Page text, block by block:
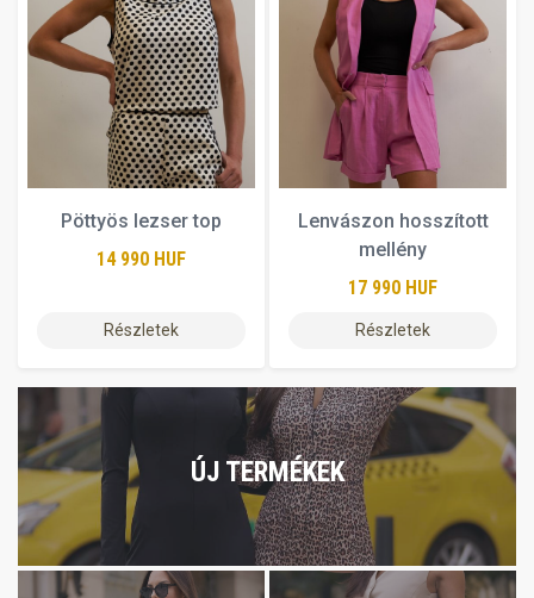
Pöttyös lezser top
14 990 HUF
Részletek
Lenvászon hosszított
mellény
17 990 HUF
Részletek
ÚJ TERMÉKEK